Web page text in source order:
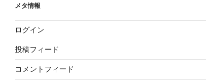
ー
メタ情報
ログイン
投稿フィード
コメントフィード